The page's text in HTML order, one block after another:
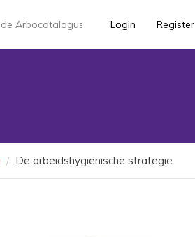
Login Register
De arbeidshygiënische strategie